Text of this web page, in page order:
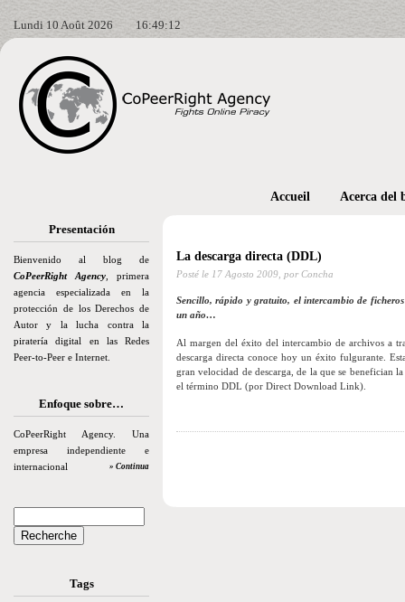
Lundi 10 Août 2026 16:49:13
Presentación
Bienvenido al blog de
CoPeerRight Agency , primera
agencia especializada en la
protección de los Derechos de
Autor y la lucha contra la
piratería digital en las Redes
Peer-to-Peer e Internet.
Enfoque sobre…
CoPeerRight Agency. Una
empresa independiente e
internacional
» Continua
Tags
Accueil Acerca del
La descarga directa (DDL)
Posté le 17 Agosto 2009, por Concha
Sencillo, rápido y gratuito, el intercambio de
un año…
Al margen del éxito del intercambio de archivos a
descarga directa conoce hoy un éxito fulgurante.
gran velocidad de descarga, de la que se benefician
el término DDL (por Direct Download Link).